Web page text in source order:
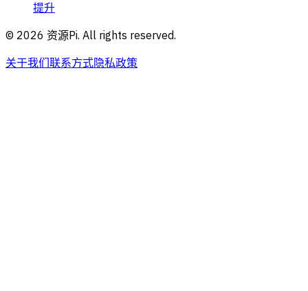
提升
© 2026 资源Pi. All rights reserved.
关于我们联系方式隐私政策